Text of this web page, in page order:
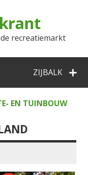
recreatiemarkt
ZIJBALK
EN TUINBOUW